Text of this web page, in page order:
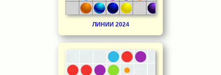
ЛИНИИ 2024